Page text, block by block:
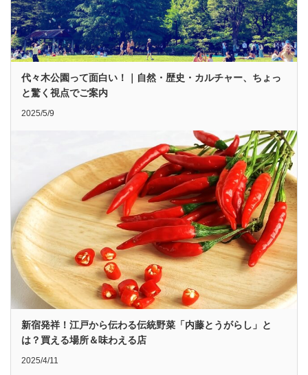
代々木公園って面白い！｜自然・歴史・カルチャー、ちょっ
と驚く視点でご案内
2025/5/9
新宿発祥！江戸から伝わる伝統野菜「内藤とうがらし」と
は？買える場所＆味わえる店
2025/4/11